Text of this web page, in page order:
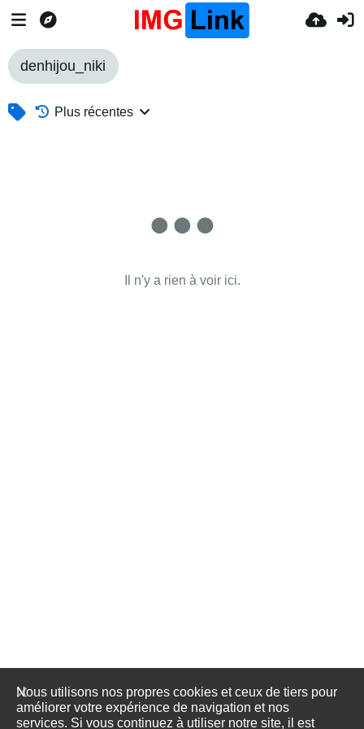
denhijou_niki
Plus récentes
Il n'y a rien à voir ici.
Nous utilisons nos propres cookies et ceux de tiers pour
améliorer votre expérience de navigation et nos
services. Si vous continuez à utiliser notre site, il est